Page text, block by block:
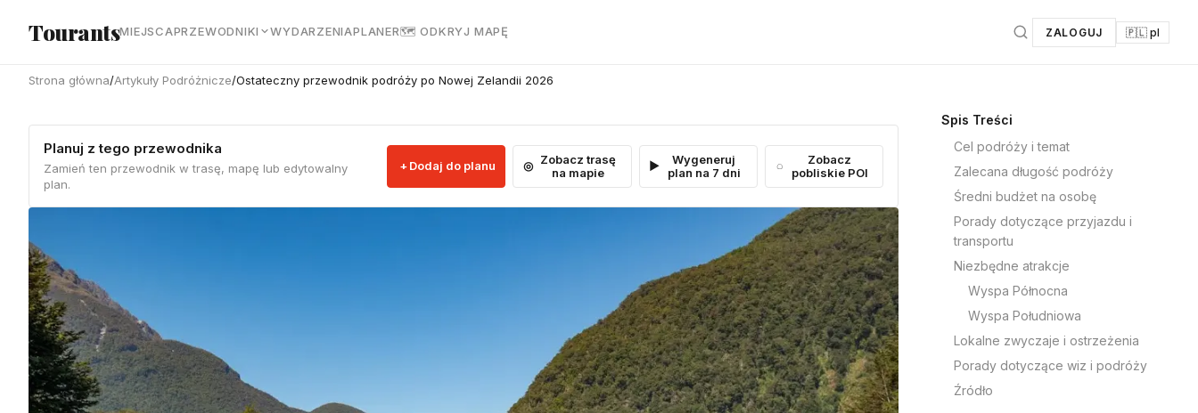
TourantsMIEJSCAPRZEWODNIKI WYDARZENIAPLANER🗺 ODKRYJ MAPĘ ZALOGUJ 🇵🇱 pl
Strona główna/Artykuły Podróżnicze/Ostateczny przewodnik podróży po Nowej Zelandii 2026
Planuj z tego przewodnika
Zamień ten przewodnik w trasę, mapę lub edytowalny
plan.
Dodaj do planu
Zobacz trasę
na mapie
Wygeneruj
plan na 7 dni
Zobacz
pobliskie POI
Spis Treści
Cel podróży i temat
Zalecana długość podróży
Średni budżet na osobę
Porady dotyczące przyjazdu i
transportu
Niezbędne atrakcje
Wyspa Północna
Wyspa Południowa
Lokalne zwyczaje i ostrzeżenia
Porady dotyczące wiz i podróży
Źródło